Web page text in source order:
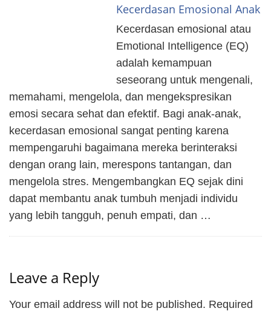
Kecerdasan Emosional Anak
Kecerdasan emosional atau
Emotional Intelligence (EQ)
adalah kemampuan
seseorang untuk mengenali,
memahami, mengelola, dan mengekspresikan
emosi secara sehat dan efektif. Bagi anak-anak,
kecerdasan emosional sangat penting karena
mempengaruhi bagaimana mereka berinteraksi
dengan orang lain, merespons tantangan, dan
mengelola stres. Mengembangkan EQ sejak dini
dapat membantu anak tumbuh menjadi individu
yang lebih tangguh, penuh empati, dan …
Leave a Reply
Your email address will not be published. Required